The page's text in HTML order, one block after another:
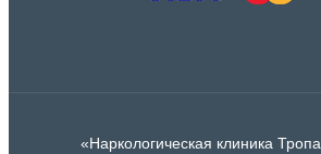
«Наркологическая клиника